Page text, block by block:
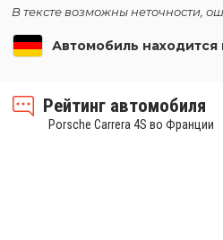
В тексте возможны неточности,
Автомобиль
Рейтинг автомобиля
Porsche Carrera 4S во Франции